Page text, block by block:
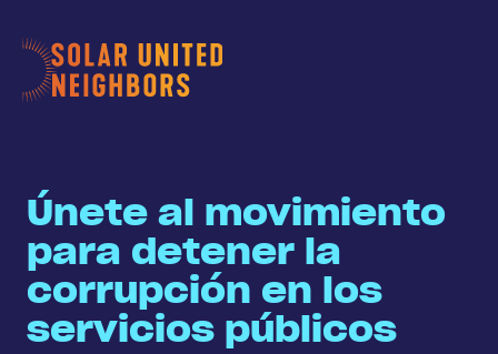
Únete al movimiento
para detener la
corrupción en los
servicios públicos